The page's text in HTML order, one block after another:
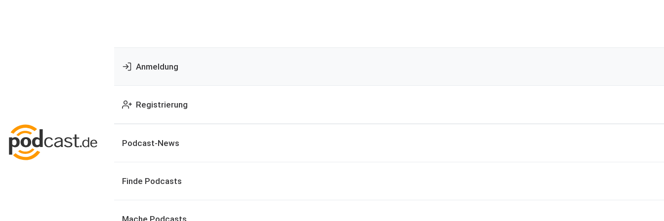
Anmeldung
Registrierung
Podcast-News
Finde Podcasts
Mache Podcasts